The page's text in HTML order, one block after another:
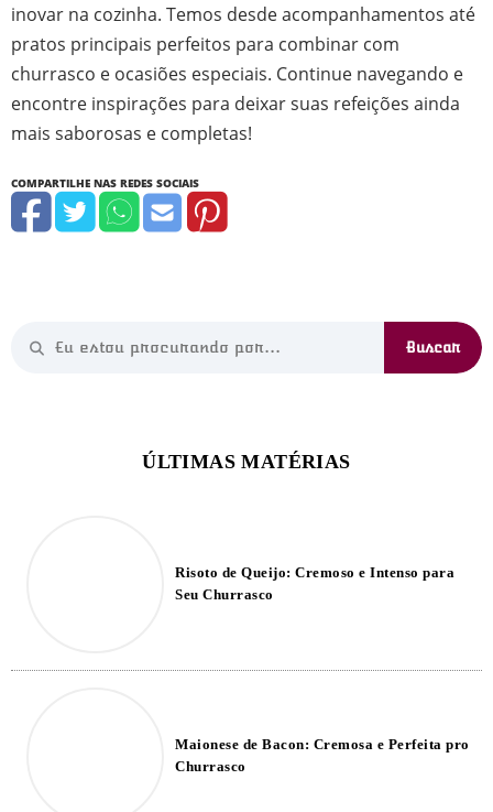
inovar na cozinha. Temos desde acompanhamentos até
pratos principais perfeitos para combinar com
churrasco e ocasiões especiais. Continue navegando e
encontre inspirações para deixar suas refeições ainda
mais saborosas e completas!
Risoto de Queijo: Cremoso e Intenso para
Seu Churrasco
Maionese de Bacon: Cremosa e Perfeita pro
Churrasco